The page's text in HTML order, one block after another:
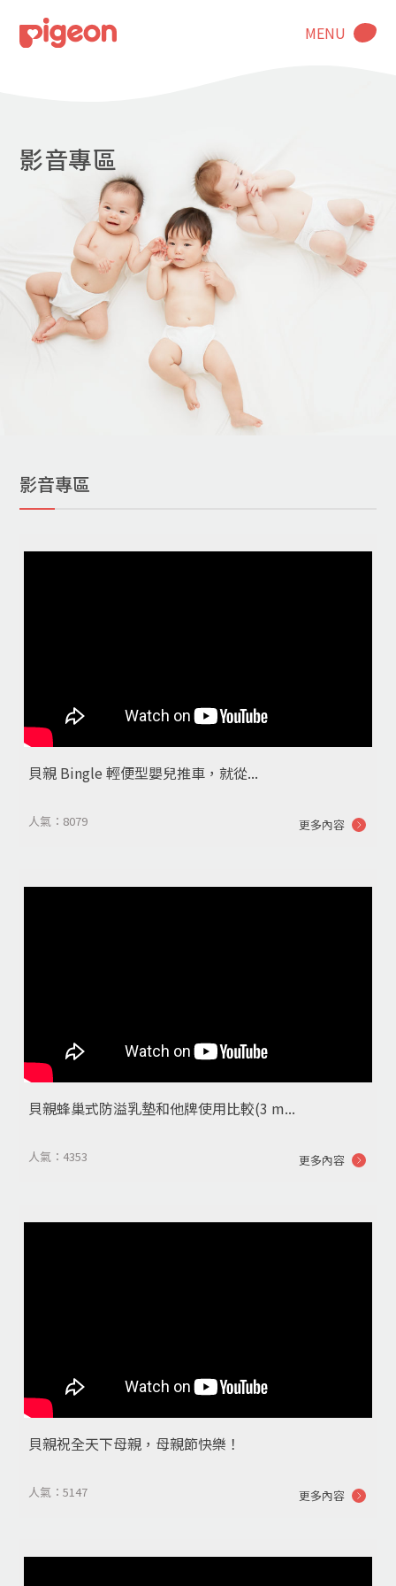
MENU
影音專區
影音專區
貝親 Bingle 輕便型嬰兒推車，就從...
人氣：8079 更多內容
貝親蜂巢式防溢乳墊和他牌使用比較(3 m...
人氣：4353 更多內容
貝親祝全天下母親，母親節快樂！
人氣：5147 更多內容